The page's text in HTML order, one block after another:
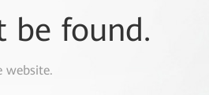
be found.
website.